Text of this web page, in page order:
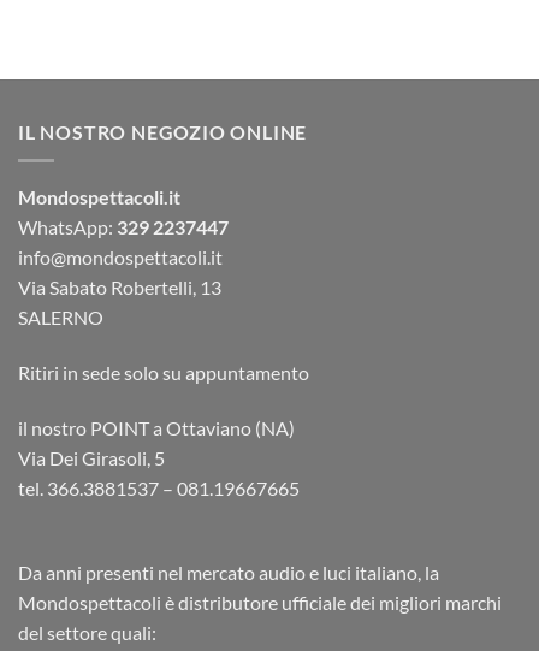
IL NOSTRO NEGOZIO ONLINE
Mondospettacoli.it
WhatsApp: 329 2237447
info@mondospettacoli.it
Via Sabato Robertelli, 13
SALERNO
Ritiri in sede solo su appuntamento
il nostro POINT a Ottaviano (NA)
Via Dei Girasoli, 5
tel. 366.3881537 – 081.19667665
Da anni presenti nel mercato audio e luci italiano, la
Mondospettacoli è distributore ufficiale dei migliori marchi
del settore quali: